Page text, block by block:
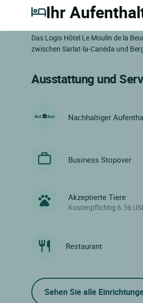
Ihr
Das Logis Hôtel Le Moulin de la
zwischen Sarlat-la-Canéda und
Ausstattung und
Nachhaltiger
Business Stopover
Akzeptierte Tiere
Kostenpflichtig 6.36
Restaurant
Sehen Sie alle